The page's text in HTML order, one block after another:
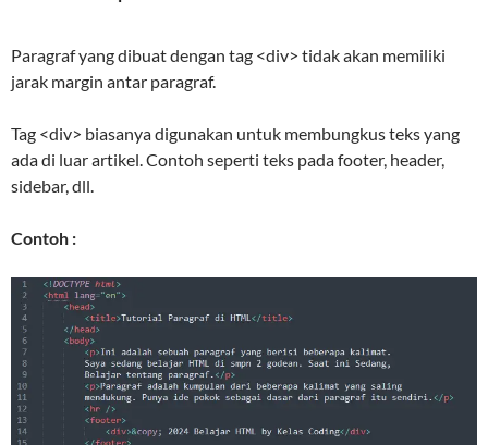
Paragraf yang dibuat dengan tag <div> tidak akan memiliki
jarak margin antar paragraf.
Tag <div> biasanya digunakan untuk membungkus teks yang
ada di luar artikel. Contoh seperti teks pada footer, header,
sidebar, dll.
Contoh :